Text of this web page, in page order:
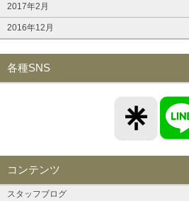
2017年2月
2016年12月
各種SNS
コンテンツ
スタッフブログ